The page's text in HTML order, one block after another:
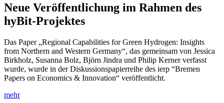
Neue Veröffentlichung im Rahmen des
hyBit-Projektes
Das Paper „Regional Capabilities for Green Hydrogen: Insights
from Northern and Western Germany“, das gemeinsam von Jessica
Birkholz, Susanna Bolz, Björn Jindra und Philip Kerner verfasst
wurde, wurde in der Diskussionspapierreihe des ierp “Bremen
Papers on Economics & Innovation“ veröffentlicht.
mehr